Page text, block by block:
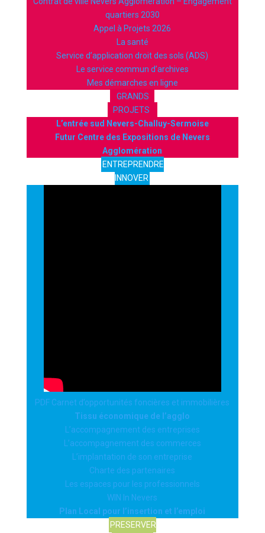
quartiers 2030
Appel à Projets 2026
La santé
Service d’application droit des sols (ADS)
Le service commun d’archives
Mes démarches en ligne
GRANDS
PROJETS
L’entrée sud Nevers-Challuy-Sermoise
Futur Centre des Expositions de Nevers
Agglomération
ENTREPRENDRE
INNOVER
PDF Carnet d’opportunités foncières et immobilières
Tissu économique de l’agglo
L’accompagnement des entreprises
L’accompagnement des commerces
L’implantation de son entreprise
Charte des partenaires
Les espaces pour les professionnels
WIN In Nevers
Plan Local pour l’insertion et l’emploi
PRESERVER